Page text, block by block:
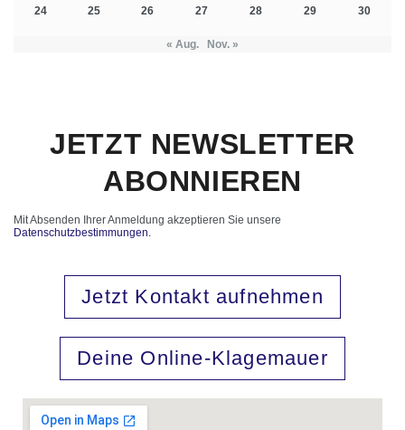
24 25 26 27 28 29 30
« Aug. Nov. »
JETZT NEWSLETTER
ABONNIEREN
Mit Absenden Ihrer Anmeldung akzeptieren Sie unsere
Datenschutzbestimmungen.
Jetzt Kontakt aufnehmen
Deine Online-Klagemauer